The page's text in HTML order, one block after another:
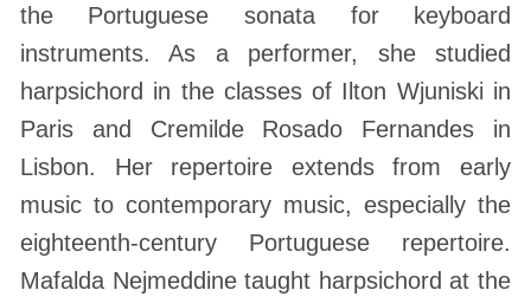
the Portuguese sonata for keyboard
instruments. As a performer, she studied
harpsichord in the classes of Ilton Wjuniski in
Paris and Cremilde Rosado Fernandes in
Lisbon. Her repertoire extends from early
music to contemporary music, especially the
eighteenth-century Portuguese repertoire.
Mafalda Nejmeddine taught harpsichord at the